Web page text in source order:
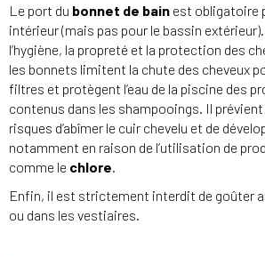
Le port du bonnet de bain est obligatoire
intérieur (mais pas pour le bassin
l’hygiène, la propreté et la protection des
les bonnets limitent la chute des cheveux
filtres et protègent l’eau de la piscine des
contenus dans les shampooings. Il
risques d’abîmer le cuir chevelu et de
notamment en raison de l’utilisation de
comme le chlore.
Enfin, il est strictement interdit de goûter
ou dans les vestiaires.